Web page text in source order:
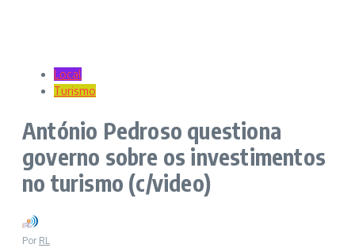
Local
Turismo
António Pedroso questiona
governo sobre os investimentos
no turismo (c/video)
Por RL